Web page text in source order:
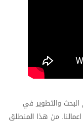
والتطوير في
من هذا المنطلق